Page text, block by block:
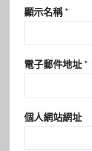
顯示名稱 *
電子郵件地址 *
個人網站網址